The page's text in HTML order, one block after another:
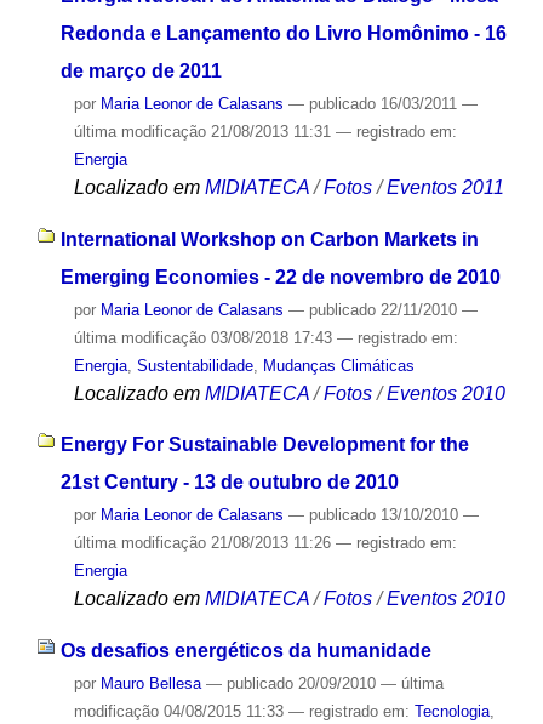
Redonda e Lançamento do Livro Homônimo - 16
de março de 2011
por Maria Leonor de Calasans — publicado16/03/2011 —
última modificação21/08/2013 11:31 — registrado em:
Energia
Localizado em MIDIATECA /Fotos /Eventos 2011
International Workshop on Carbon Markets in
Emerging Economies - 22 de novembro de 2010
por Maria Leonor de Calasans — publicado22/11/2010 —
última modificação03/08/2018 17:43 — registrado em:
Energia, Sustentabilidade, Mudanças Climáticas
Localizado em MIDIATECA /Fotos /Eventos 2010
Energy For Sustainable Development for the
21st Century - 13 de outubro de 2010
por Maria Leonor de Calasans — publicado13/10/2010 —
última modificação21/08/2013 11:26 — registrado em:
Energia
Localizado em MIDIATECA /Fotos /Eventos 2010
Os desafios energéticos da humanidade
por Mauro Bellesa — publicado20/09/2010 — última
modificação04/08/2015 11:33 — registrado em: Tecnologia,